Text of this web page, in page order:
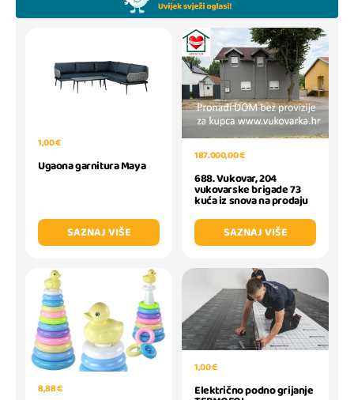
1,00 €
Ugaona garnitura Maya
SAZNAJ VIŠE
187.000,00 €
688. Vukovar, 204
vukovarske brigade 73
kuća iz snova na prodaju
SAZNAJ VIŠE
8,88 €
1,00 €
Električno podno grijanje